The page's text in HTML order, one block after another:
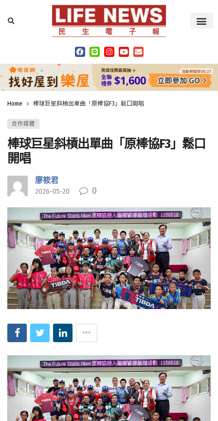
Home 棒球巨星斜槓出單曲「原棒協F3」鬆口開唱
合作媒體
棒球巨星斜槓出單曲「原棒協F3」鬆口
開唱
廖筱君
2026-05-20 0